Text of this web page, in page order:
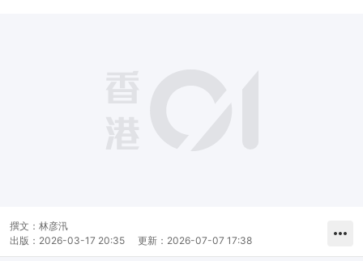
撰文： 林彦汛
出版： 2026-03-17 20:35 更新： 2026-07-07 17:38